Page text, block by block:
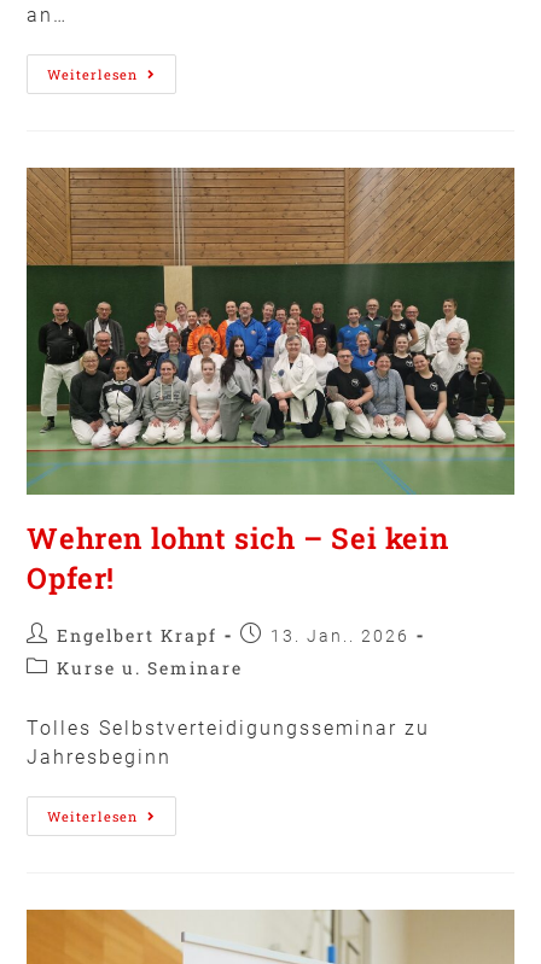
an…
Weiterlesen
Wehren lohnt sich – Sei kein
Opfer!
Engelbert Krapf 13. Jan.. 2026
Kurse u. Seminare
Tolles Selbstverteidigungsseminar zu
Jahresbeginn
Weiterlesen